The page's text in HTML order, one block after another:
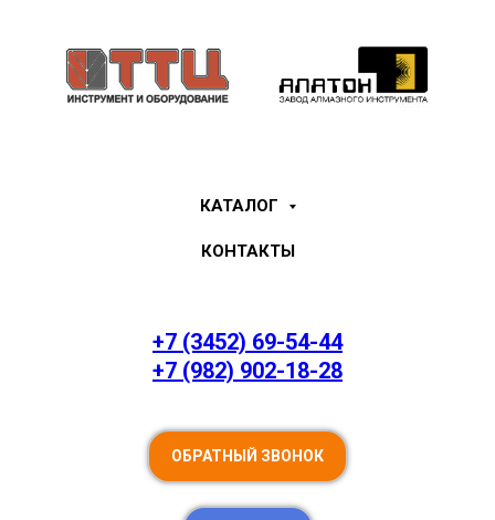
КАТАЛОГ
КОНТАКТЫ
+7 (3452) 69-54-44
+7 (982) 902-18-28
ОБРАТНЫЙ ЗВОНОК